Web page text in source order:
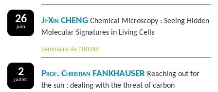
26
juin
Ji-Xin CHENG Chemical Microscopy : Seeing Hidden
Molecular Signatures in Living Cells
Séminaire de l’IBENS
2
juillet
Prof. Christian FANKHAUSER Reaching out for
the sun : dealing with the threat of carbon